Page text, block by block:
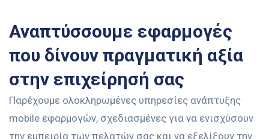
Αναπτύσσουμε εφαρμογές
που δίνουν πραγματική αξία
στην επιχείρησή σας
Παρέχουμε ολοκληρωμένες υπηρεσίες ανάπτυξης
mobile εφαρμογών, σχεδιασμένες για να ενισχύσουν
την εμπειρία των πελατών σας και να εξελίξουν την